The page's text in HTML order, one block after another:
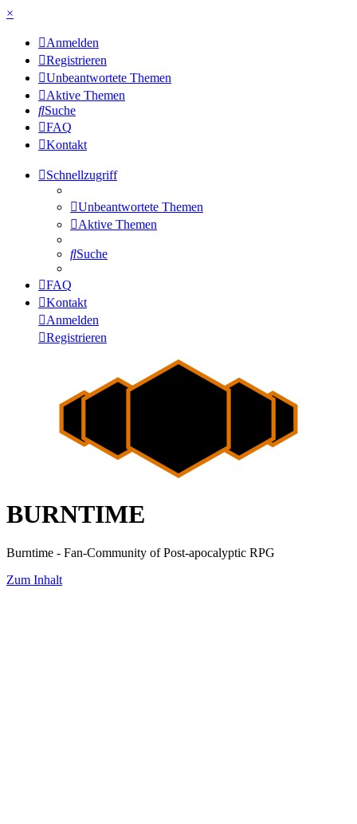
×
Anmelden
Registrieren
Unbeantwortete Themen
Aktive Themen
Suche
FAQ
Kontakt
Schnellzugriff
Unbeantwortete Themen
Aktive Themen
Suche
FAQ
Kontakt
Anmelden
Registrieren
BURNTIME
Burntime - Fan-Community of Post-apocalyptic RPG
Zum Inhalt